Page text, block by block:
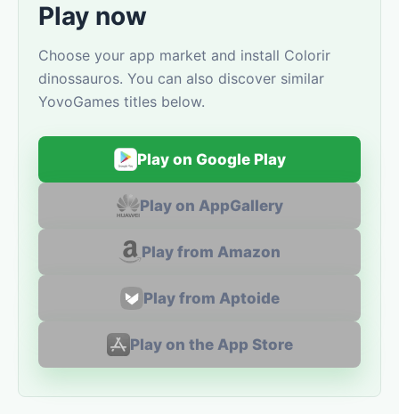
Play now
Choose your app market and install Colorir
dinossauros. You can also discover similar
YovoGames titles below.
Play on Google Play
Play on AppGallery
Play from Amazon
Play from Aptoide
Play on the App Store